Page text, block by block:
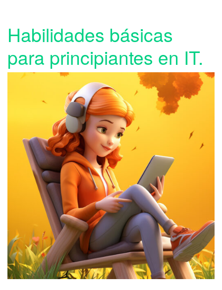
Habilidades básicas
para principiantes en IT.